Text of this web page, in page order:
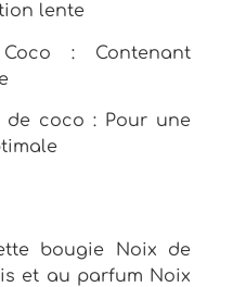
lente
: Contenant
coco : Pour une
bougie Noix de
et au parfum Noix